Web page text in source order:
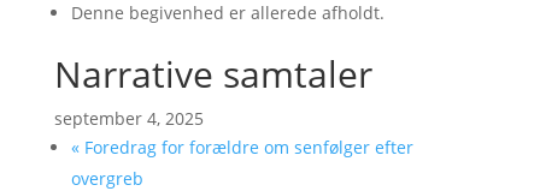
Denne begivenhed er allerede afholdt.
Narrative samtaler
september 4, 2025
«Foredrag for forældre om senfølger efter
overgreb